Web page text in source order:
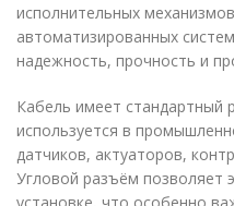
исполнительных
автоматизированных
надежность, прочность и
Кабель имеет стандартный
используется в
датчиков, актуаторов,
Угловой разъём позволяет